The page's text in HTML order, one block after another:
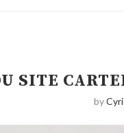
SITE
by